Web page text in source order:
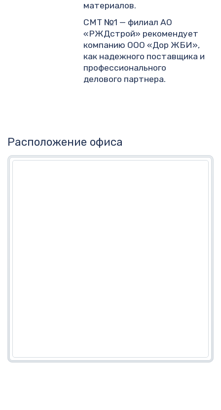
материалов.
СМТ №1 — филиал АО
«РЖДстрой» рекомендует
компанию ООО «Дор ЖБИ»,
как надежного поставщика и
профессионального
делового партнера.
Расположение офиса